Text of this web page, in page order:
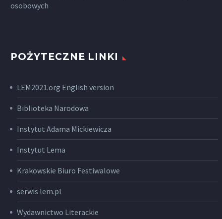
osobowych
POŻYTECZNE LINKI
LEM2021.org English version
Biblioteka Narodowa
Instytut Adama Mickiewicza
Instytut Lema
Krakowskie Biuro Festiwalowe
serwis lem.pl
Wydawnictwo Literackie